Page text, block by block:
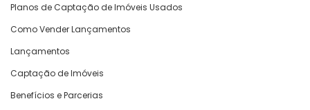
Planos de Captação de Imóveis Usados
Como Vender Lançamentos
Lançamentos
Captação de Imóveis
Benefícios e Parcerias